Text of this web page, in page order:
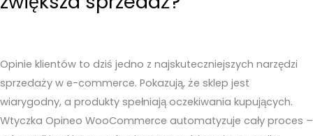
Opinie klientów to dziś jedno z najskuteczniejszych narzędzi
sprzedaży w e-commerce. Pokazują, że sklep jest
wiarygodny, a produkty spełniają oczekiwania kupujących.
Wtyczka Opineo WooCommerce automatyzuje cały proces –